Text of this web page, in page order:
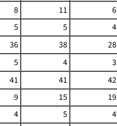
8 11 6
5 5 4
36 38 28
5 4 3
41 41 42
9 15 19
4 5 4